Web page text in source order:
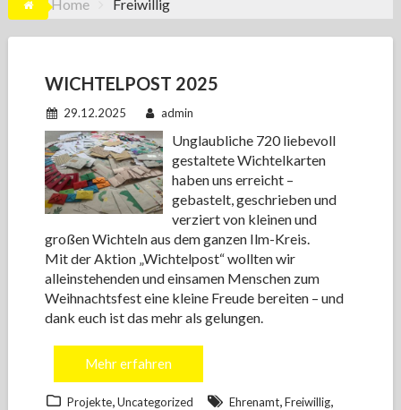
Home Freiwillig
WICHTELPOST 2025
29.12.2025 admin
Unglaubliche 720 liebevoll
gestaltete Wichtelkarten
haben uns erreicht –
gebastelt, geschrieben und
verziert von kleinen und
großen Wichteln aus dem ganzen Ilm-Kreis.
Mit der Aktion „Wichtelpost“ wollten wir
alleinstehenden und einsamen Menschen zum
Weihnachtsfest eine kleine Freude bereiten – und
dank euch ist das mehr als gelungen.
Mehr erfahren
Projekte,Uncategorized Ehrenamt,Freiwillig,